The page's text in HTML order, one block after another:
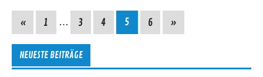
« 1 … 3 4 5 6 »
NEUESTE BEITRÄGE